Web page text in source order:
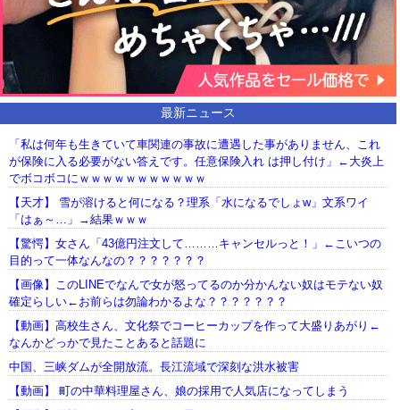
最新ニュース
「私は何年も生きていて車関連の事故に遭遇した事がありません、これ
が保険に入る必要がない答えです。任意保険入れ は押し付け」←大炎上
でボコボコにｗｗｗｗｗｗｗｗｗｗｗ
【天才】 雪が溶けると何になる？理系「水になるでしょw」文系ワイ
「はぁ～…」→結果ｗｗｗ
【驚愕】女さん「43億円注文して………キャンセルっと！」←こいつの
目的って一体なんなの？？？？？？？
【画像】このLINEでなんで女が怒ってるのか分かんない奴はモテない奴
確定らしい←お前らは勿論わかるよな？？？？？？？
【動画】高校生さん、文化祭でコーヒーカップを作って大盛りあがり←
なんかどっかで見たことあると話題に
中国、三峡ダムが全開放流。長江流域で深刻な洪水被害
【動画】 町の中華料理屋さん、娘の採用で人気店になってしまう